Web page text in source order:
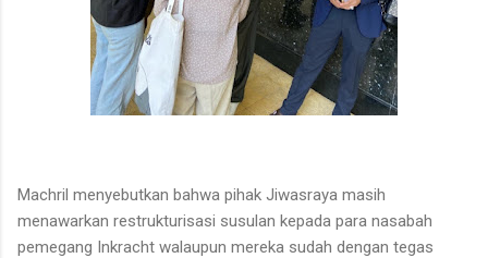
Machril menyebutkan bahwa pihak Jiwasraya masih
menawarkan restrukturisasi susulan kepada para nasabah
pemegang Inkracht walaupun mereka sudah dengan tegas